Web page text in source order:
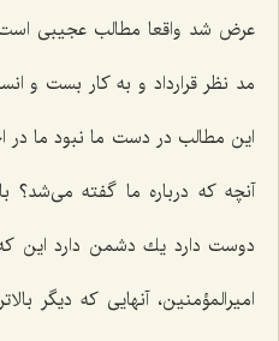
عرض شد واقعا مطالب عجیبی است
مد نظر قرارداد و به كار بست و
این مطالب در دست ما نبود ما در
آنچه كه درباره ما گفته می‌شد؟
دوست دارد یك دشمن دارد این
امیرالمؤمنین، آنهایی كه دیگر